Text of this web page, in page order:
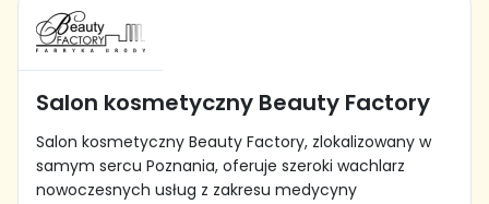
Salon kosmetyczny Beauty Factory
Salon kosmetyczny Beauty Factory, zlokalizowany w
samym sercu Poznania, oferuje szeroki wachlarz
nowoczesnych usług z zakresu medycyny